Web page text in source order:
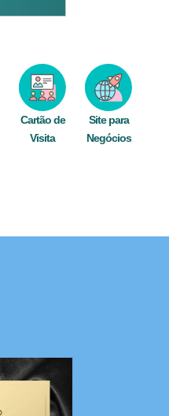
Cartão de
Visita
Site para
Negócios